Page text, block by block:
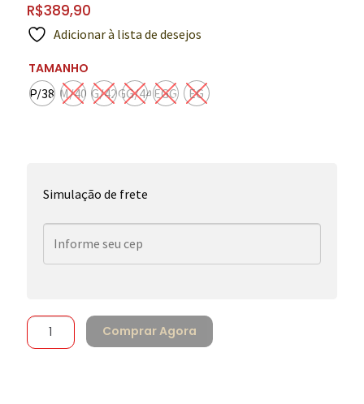
R$389,90
Adicionar à lista de desejos
TAMANHO
P/38 M/40 G/42GG/44EGG EG
Simulação de frete
Comprar Agora